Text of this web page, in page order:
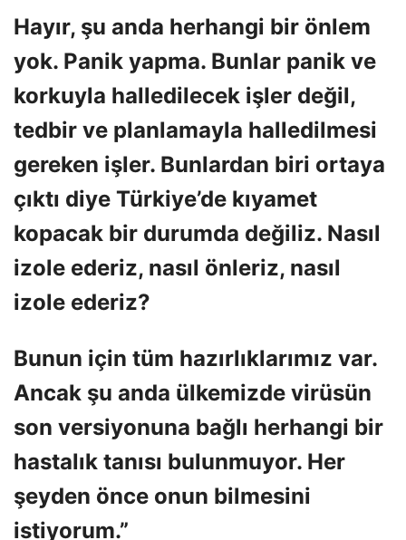
Hayır, şu anda herhangi bir önlem
yok. Panik yapma. Bunlar panik ve
korkuyla halledilecek işler değil,
tedbir ve planlamayla halledilmesi
gereken işler. Bunlardan biri ortaya
çıktı diye Türkiye’de kıyamet
kopacak bir durumda değiliz. Nasıl
izole ederiz, nasıl önleriz, nasıl
izole ederiz?
Bunun için tüm hazırlıklarımız var.
Ancak şu anda ülkemizde virüsün
son versiyonuna bağlı herhangi bir
hastalık tanısı bulunmuyor. Her
şeyden önce onun bilmesini
istiyorum.”